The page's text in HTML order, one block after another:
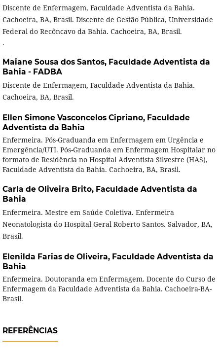
Discente de Enfermagem, Faculdade Adventista da Bahia.
Cachoeira, BA, Brasil. Discente de Gestão Pública, Universidade
Federal do Recôncavo da Bahia. Cachoeira, BA, Brasil.
.
Maiane Sousa dos Santos, Faculdade Adventista da
Bahia - FADBA
Discente de Enfermagem, Faculdade Adventista da Bahia.
Cachoeira, BA, Brasil.
Ellen Simone Vasconcelos Cipriano, Faculdade
Adventista da Bahia
Enfermeira. Pós-Graduanda em Enfermagem em Urgência e
Emergência/UTI. Pós-Graduanda em Enfermagem Hospitalar no
formato de Residência no Hospital Adventista Silvestre (HAS),
Faculdade Adventista da Bahia. Cachoeira, BA, Brasil.
Carla de Oliveira Brito, Faculdade Adventista da
Bahia
Enfermeira. Mestre em Saúde Coletiva. Enfermeira
Neonatologista do Hospital Geral Roberto Santos. Salvador, BA,
Brasil.
Elenilda Farias de Oliveira, Faculdade Adventista da
Bahia
Enfermeira. Doutoranda em Enfermagem. Docente do Curso de
Enfermagem da Faculdade Adventista da Bahia. Cachoeira-BA-
Brasil.
REFERÊNCIAS